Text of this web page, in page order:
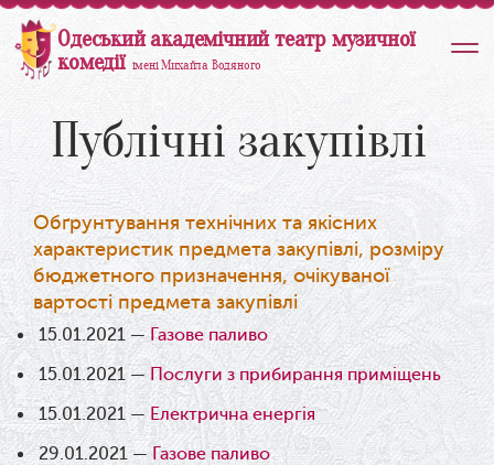
Одеський академічний театр музичної
комедії імені Михайла Водяного
Публічні закупівлі
Обґрунтування технічних та якісних
характеристик предмета закупівлі, розміру
бюджетного призначення, очікуваної
вартості предмета закупівлі
15.01.2021 — Газове паливо
15.01.2021 —Послуги з прибирання приміщень
15.01.2021 — Електрична енергія
29.01.2021 —Газове паливо